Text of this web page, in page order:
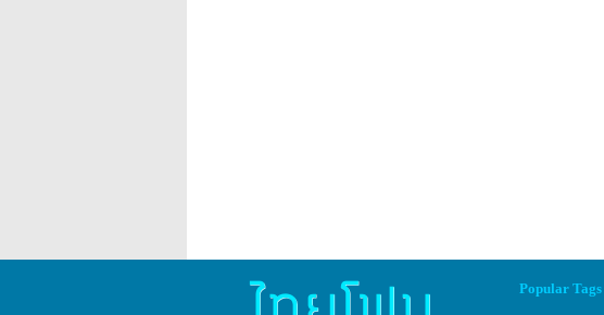
Popular Tags